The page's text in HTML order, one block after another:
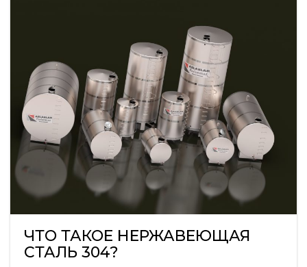
ЧТО ТАКОЕ НЕРЖАВЕЮЩАЯ
СТАЛЬ 304?